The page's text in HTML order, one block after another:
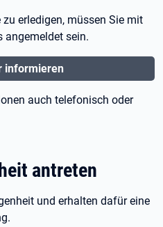
erledigen, müssen Sie mit
angemeldet sein.
informieren
auch telefonisch oder
antreten
und erhalten dafür eine